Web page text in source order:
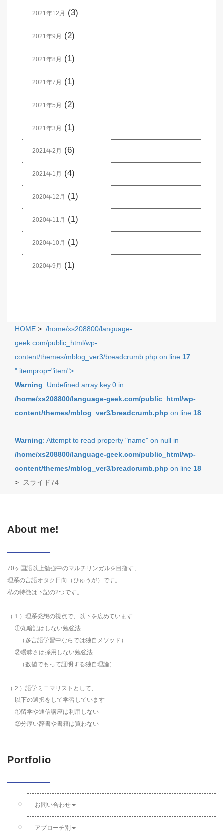
2021年12月 (3)
2021年9月 (2)
2021年8月 (1)
2021年7月 (1)
2021年5月 (2)
2021年3月 (1)
2021年2月 (6)
2021年1月 (4)
2020年12月 (1)
2020年11月 (1)
2020年10月 (1)
2020年9月 (1)
HOME > /home/xs208800/language-
geek.com/public_html/wp-
content/themes/mblog_ver3/breadcrumb.php on line 17
" itemprop="item">
Warning: Undefined array key 0 in
/home/xs208800/language-geek.com/public_html/wp-
content/themes/mblog_ver3/breadcrumb.php on line 18
Warning: Attempt to read property "name" on null in
/home/xs208800/language-geek.com/public_html/wp-
content/themes/mblog_ver3/breadcrumb.php on line 18
>
スライド74
About me!
70ヶ国語以上勉強中のマルチリンガルを目指す、
理系の言語オタク日向（ひゅうが）です。
私の特徴は下記の2つです。
（１）理系発想の視点で、以下を広めています
①丸暗記はしない勉強法
（多言語学習中ならでは独自メソッド）
②曖昧さは採用しない勉強法
（数値でもって証明する独自理論）
（２）語学ミニマリストとして、
以下の選択をして学習しています
①留学や通信講座は利用しない
②分厚い辞書や書籍は買わない
Portfolio
お問い合わせ
アプローチ別